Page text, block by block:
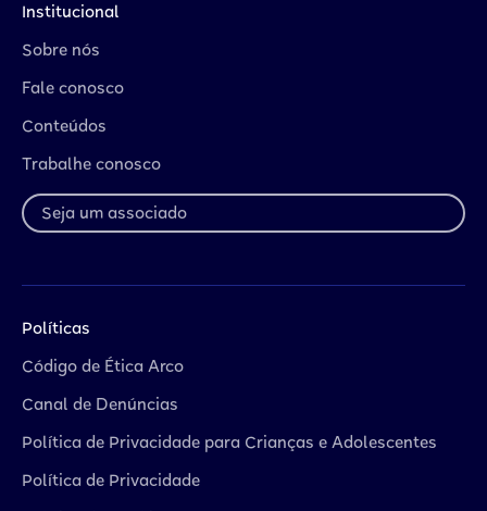
Institucional
Sobre nós
Fale conosco
Conteúdos
Trabalhe conosco
Seja um associado
Políticas
Código de Ética Arco
Canal de Denúncias
Política de Privacidade para Crianças e Adolescentes
Política de Privacidade